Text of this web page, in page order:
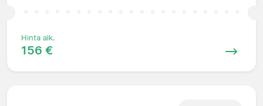
Hinta alk.
156 €